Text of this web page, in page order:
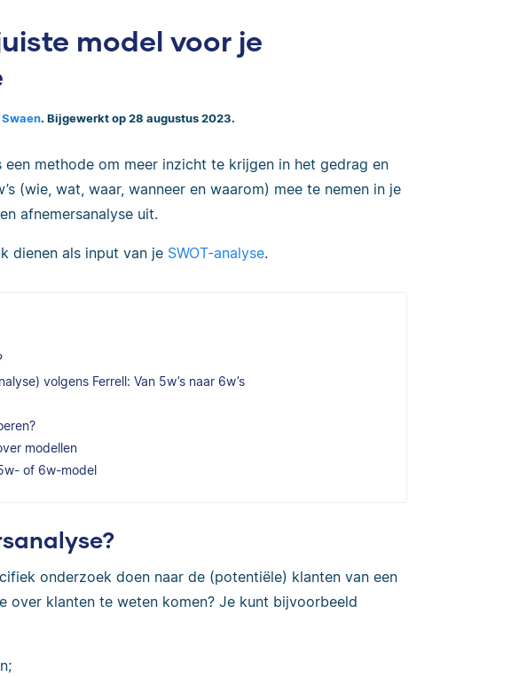
model voor je
Swaen. Bijgewerkt op 28 augustus 2023.
een methode om meer inzicht te krijgen in het gedrag en
(wie, wat, waar, wanneer en waarom) mee te nemen in je
afnemersanalyse uit.
dienen als input van je SWOT-analyse.
volgens Ferrell: Van 5w’s naar 6w’s
modellen
of 6w-model
onderzoek doen naar de (potentiële) klanten van een
over klanten te weten komen? Je kunt bijvoorbeeld